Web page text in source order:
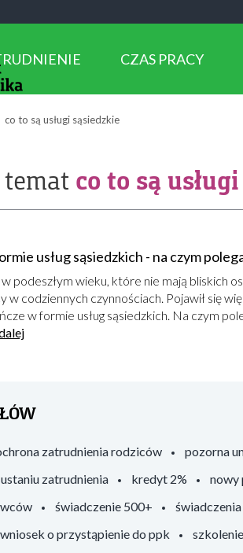
CZAS PRACY
co to są usługi sąsiedzkie
co to są
usług sąsiedzkich - na czym
podeszłym wieku, które nie mają bliskich
w codziennych czynnościach. Pojawił się
w formie usług sąsiedzkich. Na czym
zatrudnienia rodziców pozorna
zatrudnienia
kredyt 2% nowy
świadczenie 500+
wniosek o przystąpienie do ppk